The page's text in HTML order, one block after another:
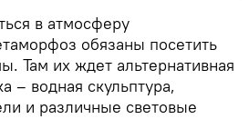
в атмосферу
обязаны посетить
Там их ждет альтернативная
– водная скульптура,
и различные световые